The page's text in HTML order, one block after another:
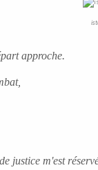
approche.
justice m'est